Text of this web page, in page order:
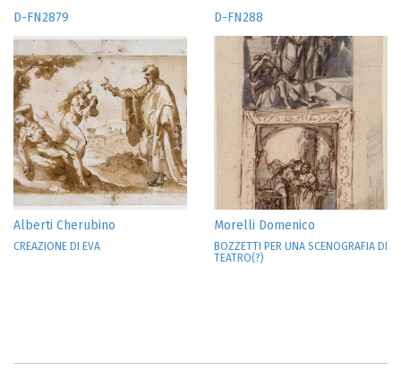
D-FN2879
Alberti Cherubino
CREAZIONE DI EVA
D-FN288
Morelli Domenico
BOZZETTI PER UNA SCENOGRAFIA DI
TEATRO(?)